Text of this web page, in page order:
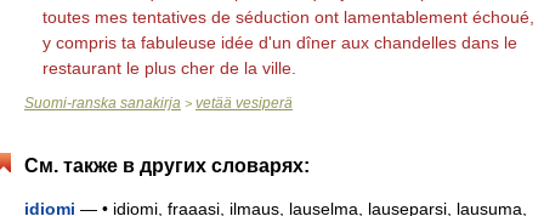
toutes mes tentatives de séduction ont lamentablement échoué,
y compris ta fabuleuse idée d'un dîner aux chandelles dans le
restaurant le plus cher de la ville.
Suomi-ranska sanakirja > vetää vesiperä
См. также в других словарях:
idiomi — • idiomi, fraaasi, ilmaus, lauselma, lauseparsi, lausuma,